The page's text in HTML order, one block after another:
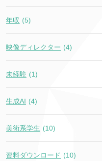
年収 (5)
映像ディレクター (4)
未経験 (1)
生成AI (4)
美術系学生 (10)
資料ダウンロード (10)